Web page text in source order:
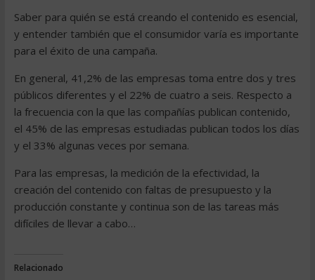
Saber para quién se está creando el contenido es esencial,
y entender también que el consumidor varía es importante
para el éxito de una campaña.
En general, 41,2% de las empresas toma entre dos y tres
públicos diferentes y el 22% de cuatro a seis. Respecto a
la frecuencia con la que las compañías publican contenido,
el 45% de las empresas estudiadas publican todos los días
y el 33% algunas veces por semana.
Para las empresas, la medición de la efectividad, la
creación del contenido con faltas de presupuesto y la
producción constante y continua son de las tareas más
difíciles de llevar a cabo…
Relacionado